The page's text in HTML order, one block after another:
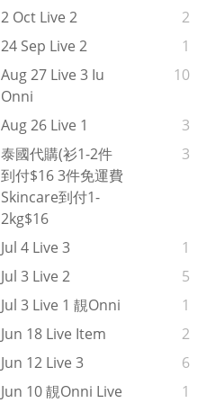
2 Oct Live 2
2
24 Sep Live 2
1
Aug 27 Live 3 Iu
Onni
10
Aug 26 Live 1
3
泰國代購(衫1-2件
到付$16 3件免運費
Skincare到付1-
2kg$16
3
Jul 4 Live 3
1
Jul 3 Live 2
5
Jul 3 Live 1 靚onni
1
Jun 18 Live Item
2
Jun 12 Live 3
6
Jun 10 靚onni Live
1